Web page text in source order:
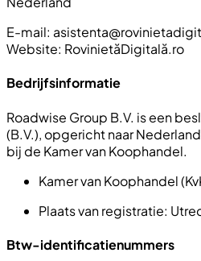
E-mail:
Website: RovinietăDigitală.ro
Bedrijfsinformatie
Roadwise Group B.V. is een
(B.V.), opgericht naar
bij de Kamer van Koophandel.
Kamer van Koophandel
Plaats van registratie:
Btw-identificatienummers